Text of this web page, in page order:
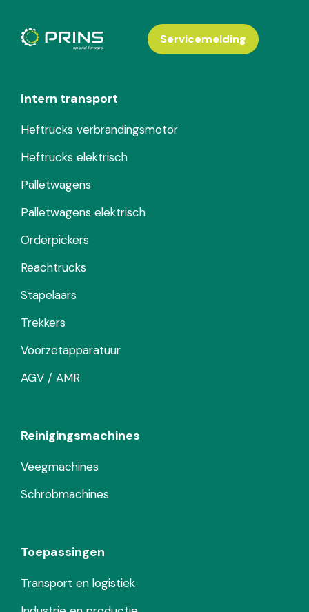
Intern transport
Heftrucks verbrandingsmotor
Heftrucks elektrisch
Palletwagens
Palletwagens elektrisch
Orderpickers
Reachtrucks
Stapelaars
Trekkers
Voorzetapparatuur
AGV / AMR
Reinigingsmachines
Veegmachines
Schrobmachines
Toepassingen
Transport en logistiek
Servicemelding